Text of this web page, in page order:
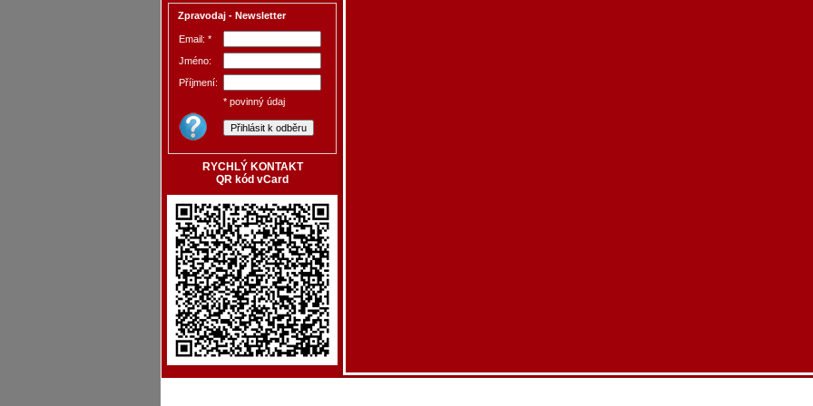
Zpravodaj - Newsletter
Email: *
Jméno:
Příjmení:
* povinný údaj
RYCHLÝ KONTAKT
QR kód vCard